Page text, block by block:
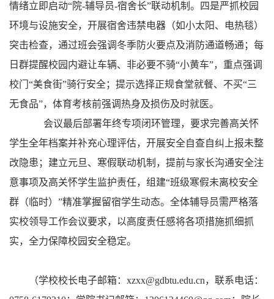
情绪立即启动“院-辅导员-宿舍长”联动机制。四是严抓校园
环境与设施安全，开展宿舍违禁电器（如小太阳、电热毯）
突击检查，通过班会强调冬季防火要点及消防通道畅通；每
日群提醒校园内避让车辆、非必要不骑“小黄车”，重点强调
校门“美食街”骑行安全；提示选择正规食堂就餐、不买“三
无食品”，体育考核前强调热身及损伤及时就医。
会议最后部署年终专项闭环管理，要求完善高关怀
学生全年档案并补充心理评估，开展安全自查自纠上报未整
改隐患；建立元旦、寒假联动机制，提前与家长沟通安全注
意事项及高关怀学生监护责任，组建“班级寒假未离校安全
群（临时）”精准掌握留宿学生动态。全体辅导员需严格落
实校领导工作会议要求，以高度责任感将各项措施抓细抓
实，全力保障校园安全稳定。
（学校校长电子邮箱：xzxx@gdbtu.edu.cn，联系电话：